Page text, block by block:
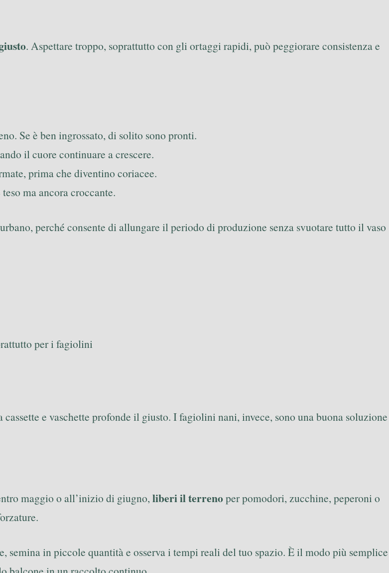
. Aspettare troppo, soprattutto con gli ortaggi rapidi, può peggiorare consistenza e
Se è ben ingrossato, di solito sono pronti.
il cuore continuare a crescere.
prima che diventino coriacee.
ma ancora croccante.
perché consente di allungare il periodo di produzione senza svuotare tutto il vaso
per i fagiolini
e vaschette profonde il giusto. I fagiolini nani, invece, sono una buona soluzione
maggio o all’inizio di giugno, liberi il terrenoper pomodori, zucchine, peperoni o
semina in piccole quantità e osserva i tempi reali del tuo spazio. È il modo più semplice